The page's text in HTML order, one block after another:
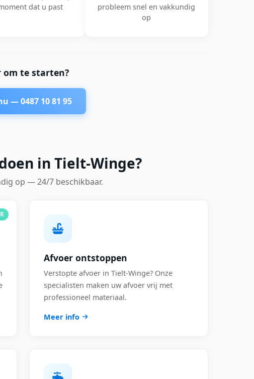
dat u past
probleem snel en vakkundig
op
om te starten?
—0487 10 81 95
in Tielt-Winge?
op — 24/7 beschikbaar.
Afvoer ontstoppen
Verstopte afvoer in Tielt-Winge? Onze
specialisten maken uw afvoer vrij met
professioneel materiaal.
Meer info